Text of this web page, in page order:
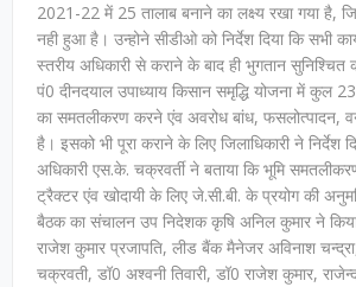
2021-22 में 25 तालाब बनाने का लक्ष्य रखा गया है,
नही हुआ है। उन्होने सीडीओ को निर्देश दिया कि सभी
स्तरीय अधिकारी से कराने के बाद ही भुगतान सुनिश्चित
पं0 दीनदयाल उपाध्याय किसान समृद्धि योजना में कुल 23
का समतलीकरण करने एंव अवरोध बांध, फसलोत्पादन,
है। इसको भी पूरा कराने के लिए जिलाधिकारी ने निर्देश
अधिकारी एस.के. चक्रवर्ती ने बताया कि भूमि
ट्रैक्टर एंव खोदायी के लिए जे.सी.बी. के प्रयोग की
बैठक का संचालन उप निदेशक कृषि अनिल कुमार ने
राजेश कुमार प्रजापति, लीड बैंक मैनेजर अविनाश
चक्रवती, डॉ0 अश्वनी तिवारी, डॉ0 राजेश कुमार,